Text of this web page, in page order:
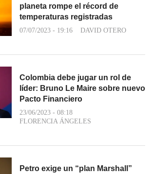
planeta rompe el récord de
temperaturas registradas
07/07/2023 - 19:16 DAVID OTERO
Colombia debe jugar un rol de
líder: Bruno Le Maire sobre nuevo
Pacto Financiero
23/06/2023 - 08:18
FLORENCIA ÁNGELES
Petro exige un “plan Marshall”